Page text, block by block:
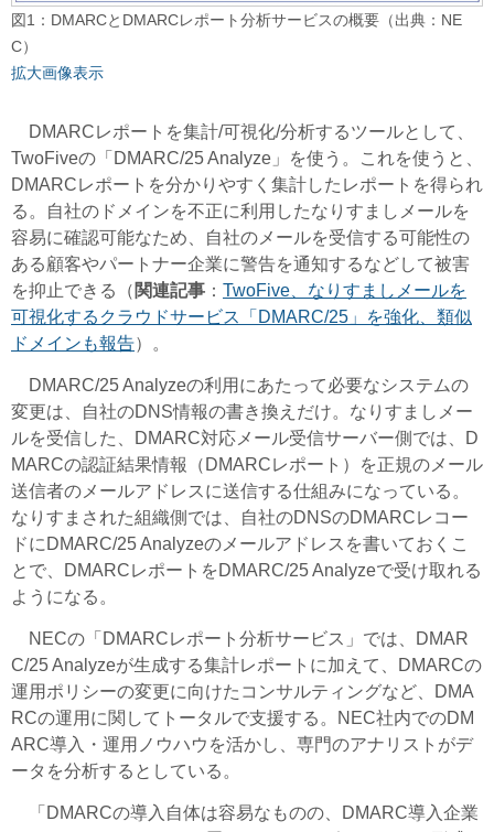
図1：DMARCとDMARCレポート分析サービスの概要（出典：NE
C）
拡大画像表示
DMARCレポートを集計/可視化/分析するツールとして、
TwoFiveの「DMARC/25 Analyze」を使う。これを使うと、
DMARCレポートを分かりやすく集計したレポートを得られ
る。自社のドメインを不正に利用したなりすましメールを
容易に確認可能なため、自社のメールを受信する可能性の
ある顧客やパートナー企業に警告を通知するなどして被害
を抑止できる（ 関連記事 ： TwoFive、なりすましメールを
可視化するクラウドサービス「DMARC/25」を強化、類似
ドメインも報告）。
DMARC/25 Analyzeの利用にあたって必要なシステムの
変更は、自社のDNS情報の書き換えだけ。なりすましメー
ルを受信した、DMARC対応メール受信サーバー側では、D
MARCの認証結果情報（DMARCレポート）を正規のメール
送信者のメールアドレスに送信する仕組みになっている。
なりすまされた組織側では、自社のDNSのDMARCレコー
ドにDMARC/25 Analyzeのメールアドレスを書いておくこ
とで、DMARCレポートをDMARC/25 Analyzeで受け取れる
ようになる。
NECの「DMARCレポート分析サービス」では、DMAR
C/25 Analyzeが生成する集計レポートに加えて、DMARCの
運用ポリシーの変更に向けたコンサルティングなど、DMA
RCの運用に関してトータルで支援する。NEC社内でのDM
ARC導入・運用ノウハウを活かし、専門のアナリストがデ
ータを分析するとしている。
「DMARCの導入自体は容易なものの、DMARC導入企業